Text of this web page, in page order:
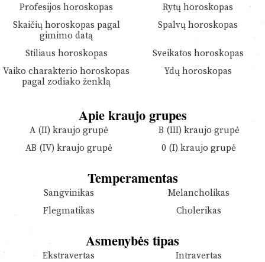
Profesijos horoskopas
Rytų horoskopas
Skaičių horoskopas pagal
gimimo datą
Spalvų horoskopas
Stiliaus horoskopas
Sveikatos horoskopas
Vaiko charakterio horoskopas
pagal zodiako ženklą
Ydų horoskopas
Apie kraujo grupes
A (II) kraujo grupė
B (III) kraujo grupė
AB (IV) kraujo grupė
0 (I) kraujo grupė
Temperamentas
Sangvinikas
Melancholikas
Flegmatikas
Cholerikas
Asmenybės tipas
Ekstravertas Intravertas